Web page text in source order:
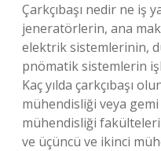
Çarkçıbaşı nedir ne iş
jeneratörlerin, ana
elektrik sistemlerinin,
pnömatik sistemlerin
Kaç yılda çarkçıbaşı
mühendisliği veya
mühendisliği
ve üçüncü ve ikinci